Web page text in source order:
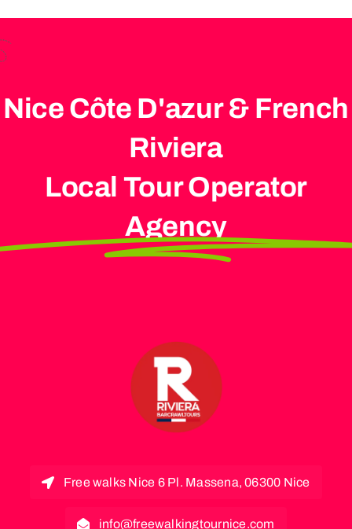
Nice Côte D'azur & French
Riviera
Local Tour Operator
Agency
Free walks Nice 6 Pl. Massena, 06300 Nice
info@freewalkingtournice.com